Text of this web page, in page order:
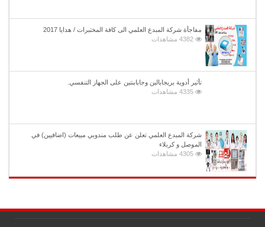
مفاجأة شركة المبدع العلمي الى كافة المختبرات / هدايا 2017
4382 مشاهدات
تأثير أدوية بريجابالين وجابابنتين على الجهاز التنفسي.
4335 مشاهدات
شركة المبدع العلمي تعلن عن طلب مندوبي مبيعات (اضافيين) في
الموصل و كربلاء
4305 مشاهدات